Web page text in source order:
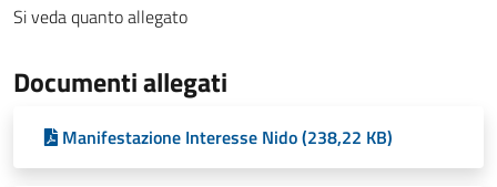
Si veda quanto allegato
Documenti allegati
Manifestazione Interesse Nido (238,22 KB)